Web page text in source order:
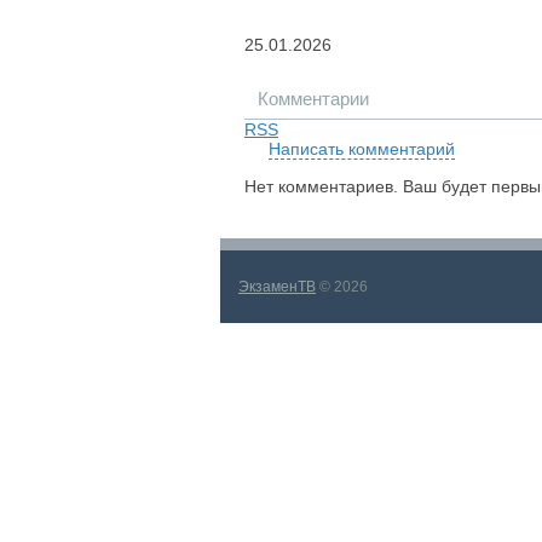
25.01.2026
Комментарии
RSS
Написать комментарий
Нет комментариев. Ваш будет
ЭкзаменТВ © 2026